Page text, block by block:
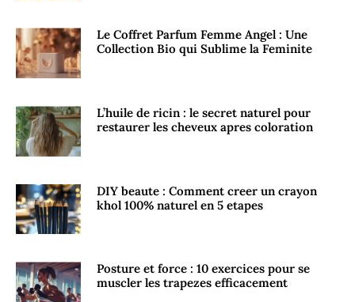
Le Coffret Parfum Femme Angel : Une
Collection Bio qui Sublime la Feminite
L’huile de ricin : le secret naturel pour
restaurer les cheveux apres coloration
DIY beaute : Comment creer un crayon
khol 100% naturel en 5 etapes
Posture et force : 10 exercices pour se
muscler les trapezes efficacement